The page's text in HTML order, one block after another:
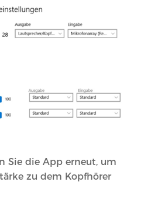
Sie die App erneut, um
zu dem Kopfhörer